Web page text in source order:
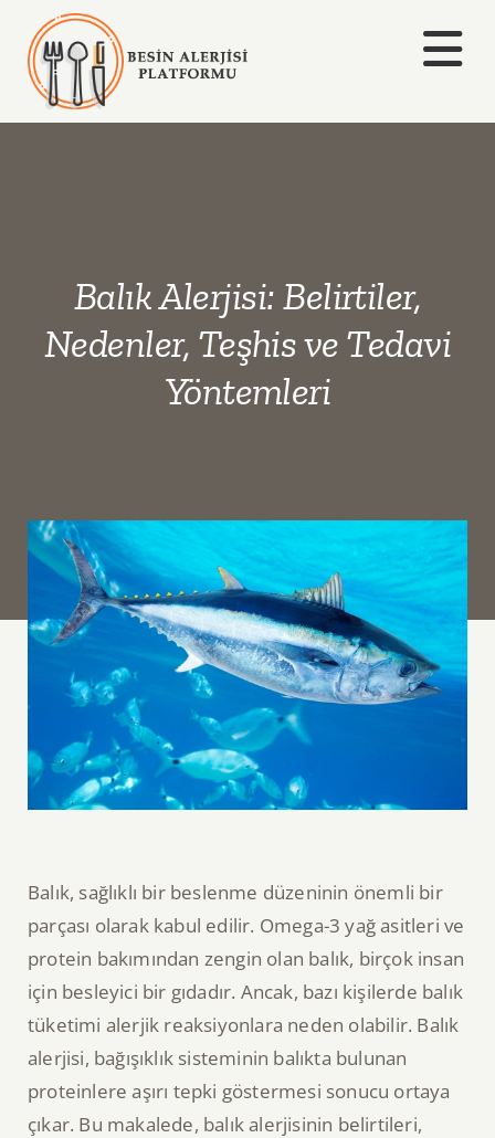
content
Anasayfa
Blog
İletişim
Balık Alerjisi: Belirtiler,
Nedenler, Teşhis ve Tedavi
Yöntemleri
Balık, sağlıklı bir beslenme düzeninin önemli bir
parçası olarak kabul edilir. Omega-3 yağ asitleri ve
protein bakımından zengin olan balık, birçok insan
için besleyici bir gıdadır. Ancak, bazı kişilerde balık
tüketimi alerjik reaksiyonlara neden olabilir. Balık
alerjisi, bağışıklık sisteminin balıkta bulunan
proteinlere aşırı tepki göstermesi sonucu ortaya
çıkar. Bu makalede, balık alerjisinin belirtileri,